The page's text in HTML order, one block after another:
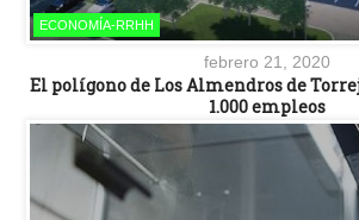
ECONOMÍA-RRHH
febrero 21, 2020
El polígono de Los Almendros de
1.000 empleos